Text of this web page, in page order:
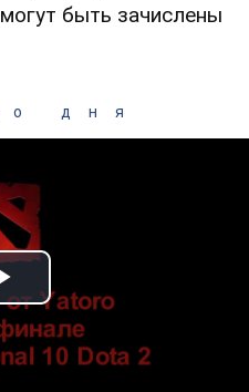
быть зачислены
дня
Play Video